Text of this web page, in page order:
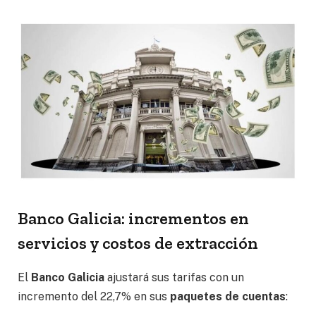
Banco Galicia: incrementos en
servicios y costos de extracción
El Banco Galicia ajustará sus tarifas con un
incremento del 22,7% en sus paquetes de cuentas: